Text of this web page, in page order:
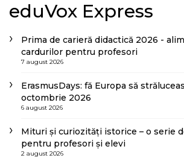
eduVox Express
Prima de carieră didactică 2026 -
cardurilor pentru profesori
7 august 2026
ErasmusDays: fă Europa să
octombrie 2026
6 august 2026
Mituri și curiozități istorice – o serie
pentru profesori și elevi
2 august 2026